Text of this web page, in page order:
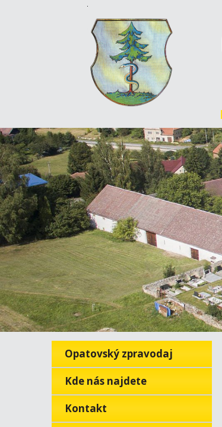
Opatovský zpravodaj
Kde nás najdete
Kontakt